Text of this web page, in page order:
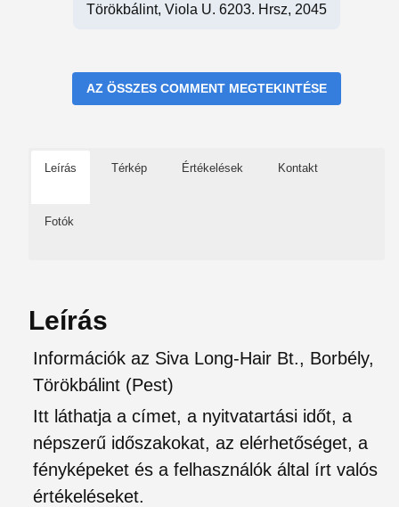
Törökbálint, Viola U. 6203. Hrsz, 2045
AZ ÖSSZES COMMENT MEGTEKINTÉSE
Leírás Térkép Értékelések Kontakt
Fotók
Leírás
Információk az Siva Long-Hair Bt., Borbély,
Törökbálint (Pest)
Itt láthatja a címet, a nyitvatartási időt, a
népszerű időszakokat, az elérhetőséget, a
fényképeket és a felhasználók által írt valós
értékeléseket.